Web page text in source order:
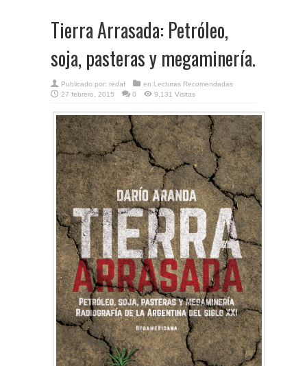
Tierra Arrasada: Petróleo,
soja, pasteras y megaminería.
Publicado por: redaf en Lecturas Recomendadas
27 febrero, 2015
0 9,131 Visitas